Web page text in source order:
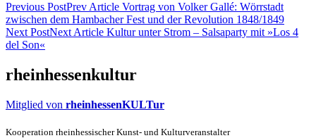
Previous PostPrev Article Vortrag von Volker Gallé: Wörrstadt
zwischen dem Hambacher Fest und der Revolution 1848/1849
Next PostNext Article Kultur unter Strom – Salsaparty mit »Los 4
del Son«
rheinhessenkultur
Mitglied von rheinhessenKULTur
Kooperation rheinhessischer Kunst- und Kulturveranstalter